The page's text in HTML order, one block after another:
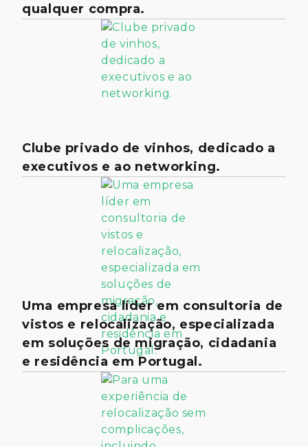
qualquer compra.
Clube privado de vinhos, dedicado a
executivos e ao networking.
Uma empresa líder em consultoria de
vistos e relocalização, especializada
em soluções de migração, cidadania
e residência em Portugal.